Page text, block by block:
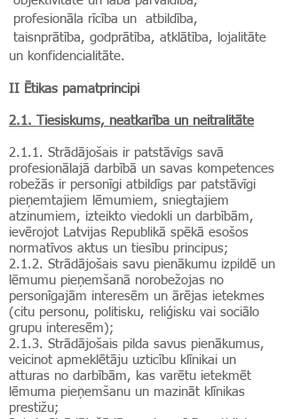
profesionāla rīcība un atbildība,
taisnprātība, godprātība, atklātība, lojalitāte
un konfidencialitāte.
II Ētikas pamatprincipi
2.1. Tiesiskums, neatkarība un neitralitāte
2.1.1. Strādājošais ir patstāvīgs savā
profesionālajā darbībā un savas kompetences
robežās ir personīgi atbildīgs par patstāvīgi
pieņemtajiem lēmumiem, sniegtajiem
atzinumiem, izteikto viedokli un darbībām,
ievērojot Latvijas Republikā spēkā esošos
normatīvos aktus un tiesību principus;
2.1.2. Strādājošais savu pienākumu izpildē un
lēmumu pieņemšanā norobežojas no
personīgajām interesēm un ārējas ietekmes
(citu personu, politisku, reliģisku vai sociālo
grupu interesēm);
2.1.3. Strādājošais pilda savus pienākumus,
veicinot apmeklētāju uzticību klīnikai un
atturas no darbībām, kas varētu ietekmēt
lēmuma pieņemšanu un mazināt klīnikas
prestižu;